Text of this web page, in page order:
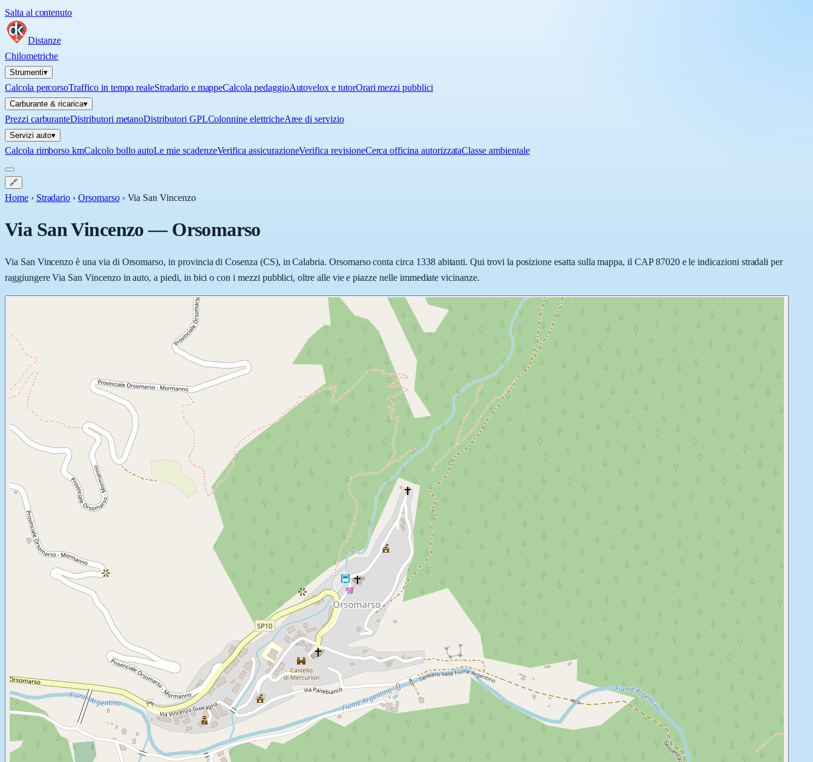
Salta al contenuto
Distanze
Chilometriche
Strumenti▾
Calcola percorsoTraffico in tempo realeStradario e mappeCalcola pedaggioAutovelox e tutorOrari mezzi pubblici
Carburante & ricarica▾
Prezzi carburanteDistributori metanoDistributori GPLColonnine elettricheAree di servizio
Servizi auto▾
Calcola rimborso kmCalcolo bollo autoLe mie scadenzeVerifica assicurazioneVerifica revisioneCerca officina autorizzataClasse ambientale
🔗
Home › Stradario › Orsomarso › Via San Vincenzo
Via San Vincenzo—Orsomarso
Via San Vincenzo è una via di Orsomarso, in provincia di Cosenza (CS), in Calabria. Orsomarso conta circa 1338 abitanti. Qui trovi la posizione esatta sulla mappa, il CAP 87020 e le indicazioni stradali per
raggiungere Via San Vincenzo in auto, a piedi, in bici o con i mezzi pubblici, oltre alle vie e piazze nelle immediate vicinanze.